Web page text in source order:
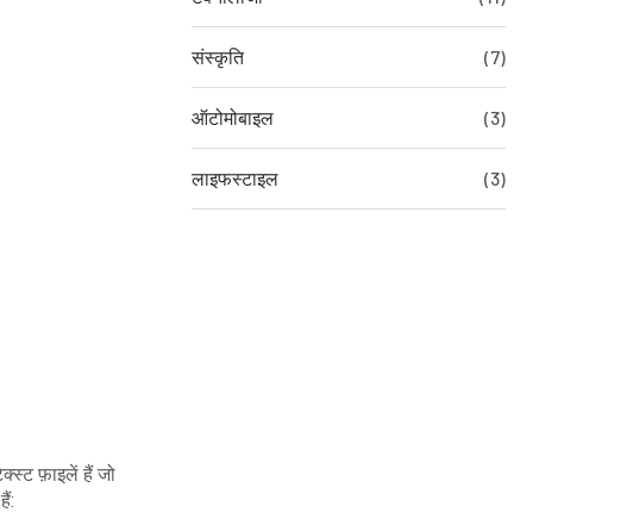
फ़ाइलें हैं जो
संस्कृति (7)
ऑटोमोबाइल (3)
लाइफस्टाइल (3)